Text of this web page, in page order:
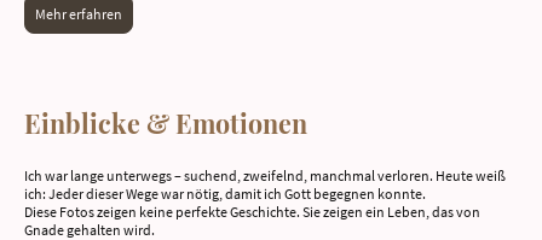
Mehr erfahren
Einblicke & Emotionen
Ich war lange unterwegs – suchend, zweifelnd, manchmal verloren. Heute weiß
ich: Jeder dieser Wege war nötig, damit ich Gott begegnen konnte.
Diese Fotos zeigen keine perfekte Geschichte. Sie zeigen ein Leben, das von
Gnade gehalten wird.